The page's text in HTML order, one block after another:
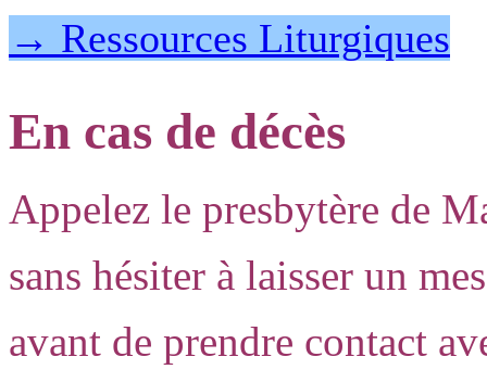
→ Ressources Liturgiques
En cas de décès
Appelez le presbytère de
sans hésiter à laisser un
avant de prendre contact